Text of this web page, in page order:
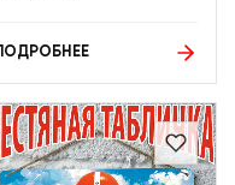
ПОДРОБНЕЕ